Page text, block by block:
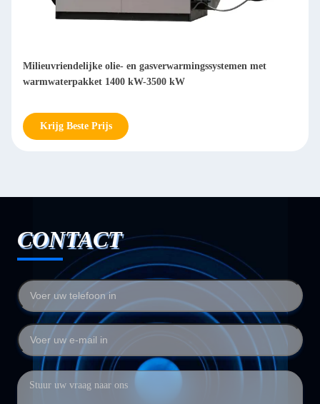
ASME Elektrische warmtegeleidende olieverpakkingsketel
Energiebesparing
Krijg Beste Prijs
CONTACT